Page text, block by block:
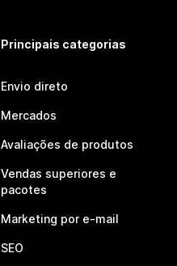
Principais categorias
Envio direto
Mercados
Avaliações de produtos
Vendas superiores e
pacotes
Marketing por e-mail
SEO